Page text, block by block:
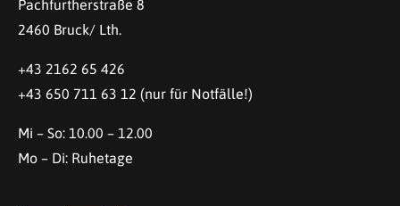
Pachfurtherstraße 8
2460 Bruck/ Lth.
+43 2162 65 426
+43 650 711 63 12 (nur für Notfälle!)
Mi – So: 10.00 – 12.00
Mo – Di: Ruhetage